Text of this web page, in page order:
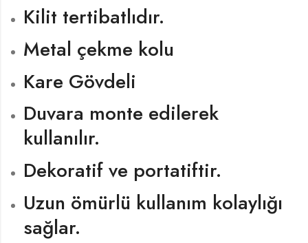
Kilit tertibatlıdır.
Metal çekme kolu
Kare Gövdeli
Duvara monte edilerek
kullanılır.
Dekoratif ve portatiftir.
Uzun ömürlü kullanım kolaylığı
sağlar.